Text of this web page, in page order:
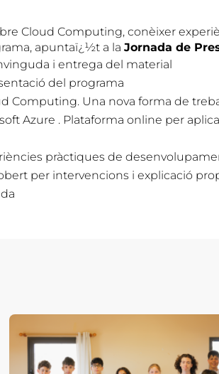
Cloud Computing, conèixer
apuntaï¿½t a la Jornada de
i entrega del material
del programa
Computing. Una nova forma de
Azure . Plataforma online per
pràctiques de
per intervencions i explicació